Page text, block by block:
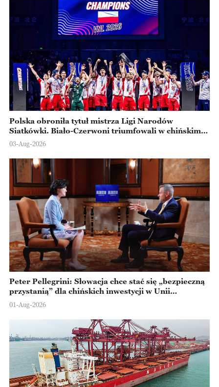
Polska obroniła tytuł mistrza Ligi Narodów
Siatkówki. Biało-Czerwoni triumfowali w chińskim
Ningbo
03-Aug-2026
Peter Pellegrini: Słowacja chce stać się „bezpieczną
przystanią” dla chińskich inwestycji w Unii
Europejskiej
01-Aug-2026